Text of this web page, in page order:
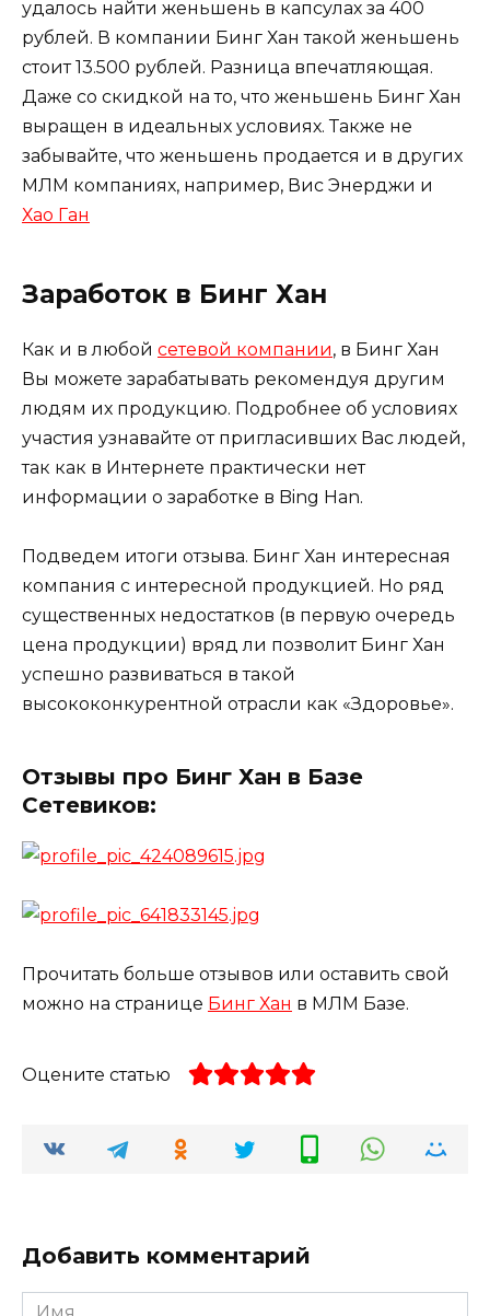
удалось найти женьшень в капсулах за 400
рублей. В компании Бинг Хан такой женьшень
стоит 13.500 рублей. Разница впечатляющая.
Даже со скидкой на то, что женьшень Бинг Хан
выращен в идеальных условиях. Также не
забывайте, что женьшень продается и в других
МЛМ компаниях, например, Вис Энерджи и
Хао Ган
Заработок в Бинг Хан
Как и в любой сетевой компании, в Бинг Хан
Вы можете зарабатывать рекомендуя другим
людям их продукцию. Подробнее об условиях
участия узнавайте от пригласивших Вас людей,
так как в Интернете практически нет
информации о заработке в Bing Han.
Подведем итоги отзыва. Бинг Хан интересная
компания с интересной продукцией. Но ряд
существенных недостатков (в первую очередь
цена продукции) вряд ли позволит Бинг Хан
успешно развиваться в такой
высококонкурентной отрасли как «Здоровье».
Отзывы про Бинг Хан в Базе
Сетевиков:
Прочитать больше отзывов или оставить свой
можно на странице Бинг Хан в МЛМ Базе.
Оцените статью
Добавить комментарий
Имя